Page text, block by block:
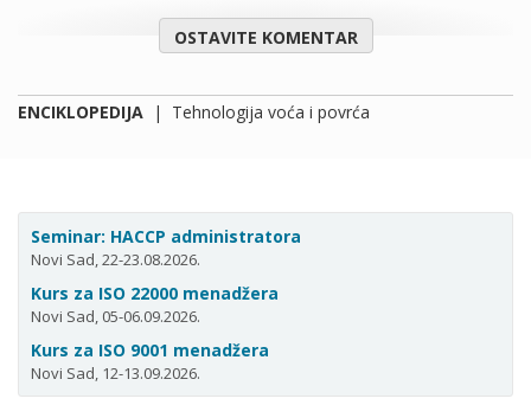
OSTAVITE KOMENTAR
ENCIKLOPEDIJA | Tehnologija voća i povrća
Seminar: HACCP administratora
Novi Sad, 22-23.08.2026.
Kurs za ISO 22000 menadžera
Novi Sad, 05-06.09.2026.
Kurs za ISO 9001 menadžera
Novi Sad, 12-13.09.2026.